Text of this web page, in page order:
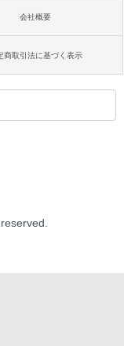
会社概要
商取引法に基づく表示